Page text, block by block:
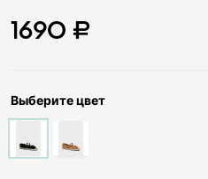
1690 ₽
Выберите цвет